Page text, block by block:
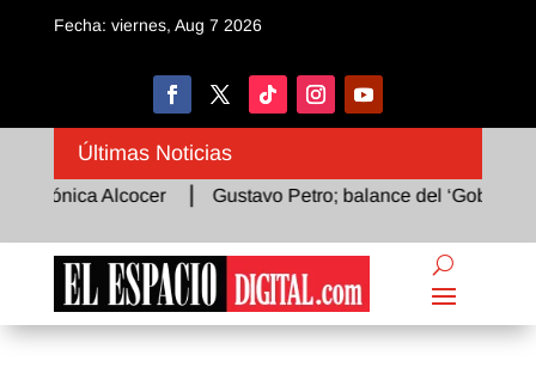
Fecha: viernes, Aug 7 2026
Últimas Noticias
Alcocer Gustavo Petro; balance del ‘Gobierno